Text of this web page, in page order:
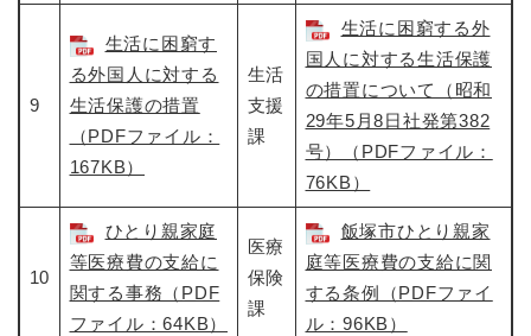
9
生活に困窮す
る外国人に対する
生活保護の措置
（PDFファイル：
167KB）
生活
支援
課
生活に困窮する外
国人に対する生活保護
の措置について（昭和
29年5月8日社発第382
号）（PDFファイル：
76KB）
10
ひとり親家庭
等医療費の支給に
関する事務（PDF
ファイル：64KB）
医療
保険
課
飯塚市ひとり親家
庭等医療費の支給に関
する条例（PDFファイ
ル：96KB）